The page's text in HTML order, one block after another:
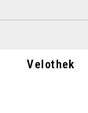
Velothek